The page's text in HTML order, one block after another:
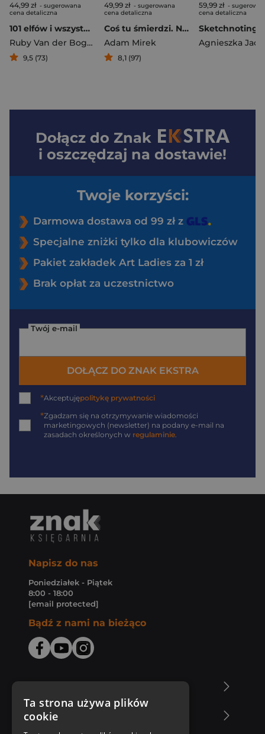
44,99 zł - sugerowana
cena detaliczna
101 elfów i wszystko, co musisz o nich wiedzieć
Ruby Van der Bogen
9,5 (73)
49,99 zł - sugerowana
cena detaliczna
Coś tu śmierdzi. Nauka, która wrze, bulgocze i wybucha
Adam Mirek
8,1 (97)
59,99 zł -
cena detaliczna
Dołącz do Znak
i oszczędzaj na dostawie!
Twoje korzyści:
Darmowa dostawa od 99 zł z
Specjalne zniżki tylko dla klubowiczów
Pakiet zakładek Art Ladies za 1 zł
Brak opłat za uczestnictwo
Twój e-mail
DOŁĄCZ DO ZNAK EKSTRA
*Akceptujępolitykę prywatności
*Zgadzam się na otrzymywanie wiadomości
marketingowych (newsletter) na podany e-mail na
zasadach określonych w regulaminie.
Napisz do nas
Poniedziałek - Piątek
8:00 - 18:00
[email protected]
Bądź z nami na bieżąco
Zakupy u nas
Ta strona używa plików
cookie